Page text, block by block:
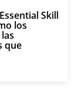
Skill
los
que